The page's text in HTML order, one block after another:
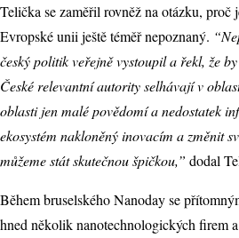
Telička se zaměřil rovněž na otázku, proč
Evropské unii ještě téměř nepoznaný.
český politik veřejně vystoupil a řekl, že
České relevantní autority selhávají v
oblasti jen malé povědomí a nedostatek
ekosystém nakloněný inovacím a změnit
můžeme stát skutečnou špičkou,” dodal
Během bruselského Nanoday se
hned několik nanotechnologických firem